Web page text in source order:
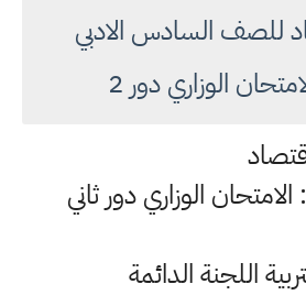
للصف السادس الادبي
الوزاري دور ثاني
اللجنة الدائمة